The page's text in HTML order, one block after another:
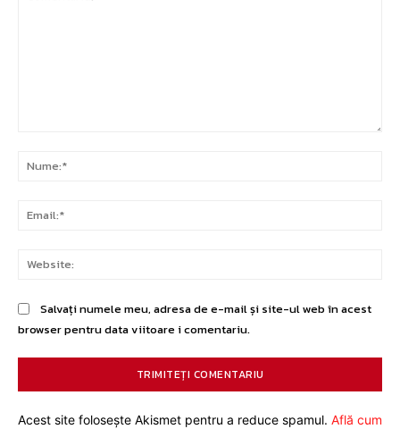
Salvați numele meu, adresa de e-mail și site-ul web în acest
browser pentru data viitoare i comentariu.
Acest site folosește Akismet pentru a reduce spamul. Află cum